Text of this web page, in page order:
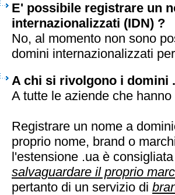
E' possibile registrare un
internazionalizzati (IDN) ?
No, al momento non sono
domini internazionalizzati
A chi si rivolgono i domini
A tutte le aziende che
Registrare un nome a
proprio nome, brand o
l'estensione .ua è
salvaguardare il proprio
pertanto di un servizio di